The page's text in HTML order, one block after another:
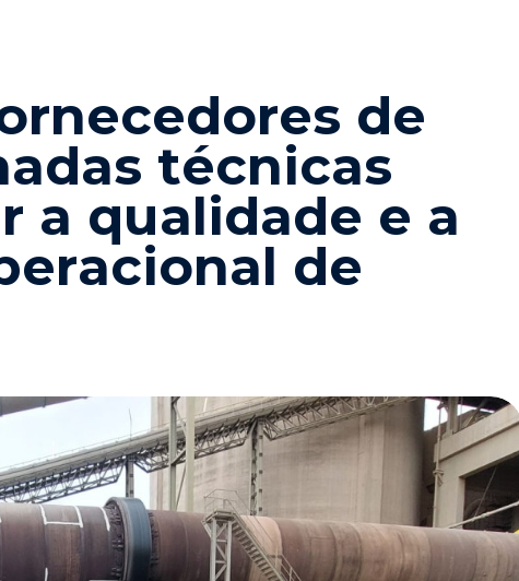
rnecedores de
adas técnicas
r a qualidade e a
eracional de